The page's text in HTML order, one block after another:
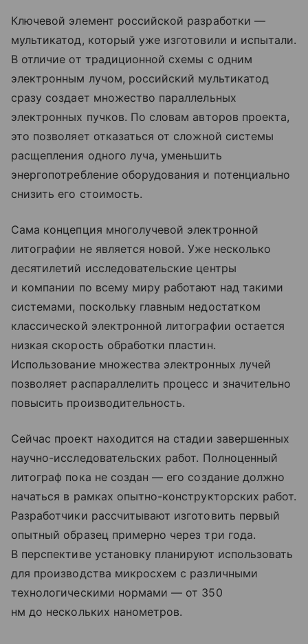
Ключевой элемент российской разработки —
мультикатод, который уже изготовили и испытали.
В отличие от традиционной схемы с одним
электронным лучом, российский мультикатод
сразу создает множество параллельных
электронных пучков. По словам авторов проекта,
это позволяет отказаться от сложной системы
расщепления одного луча, уменьшить
энергопотребление оборудования и потенциально
снизить его стоимость.
Сама концепция многолучевой электронной
литографии не является новой. Уже несколько
десятилетий исследовательские центры
и компании по всему миру работают над такими
системами, поскольку главным недостатком
классической электронной литографии остается
низкая скорость обработки пластин.
Использование множества электронных лучей
позволяет распараллелить процесс и значительно
повысить производительность.
Сейчас проект находится на стадии завершенных
научно-исследовательских работ. Полноценный
литограф пока не создан — его создание должно
начаться в рамках опытно-конструкторских работ.
Разработчики рассчитывают изготовить первый
опытный образец примерно через три года.
В перспективе установку планируют использовать
для производства микросхем с различными
технологическими нормами — от 350
нм до нескольких нанометров.